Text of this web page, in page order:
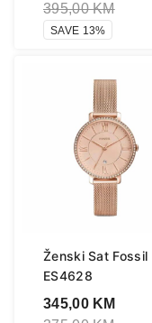
395,00KM
SAVE 13%
Ženski Sat Fossil
ES4628
345,00 KM